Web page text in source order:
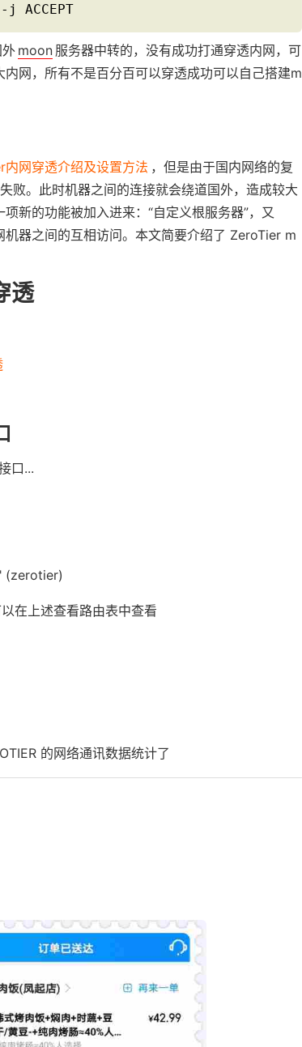
ACCEPT
moon 服务器中转的，没有成功打通穿透内网，可
网，所有不是百分百可以穿透成功可以自己搭建m
网穿透介绍及设置方法 ，但是由于国内网络的复
败。此时机器之间的连接就会绕道国外，造成较大
新的功能被加入进来：“自定义根服务器”，又
器之间的互相访问。本文简要介绍了 ZeroTier m
透
口...
(zerotier)
在上述查看路由表中查看
的网络通讯数据统计了